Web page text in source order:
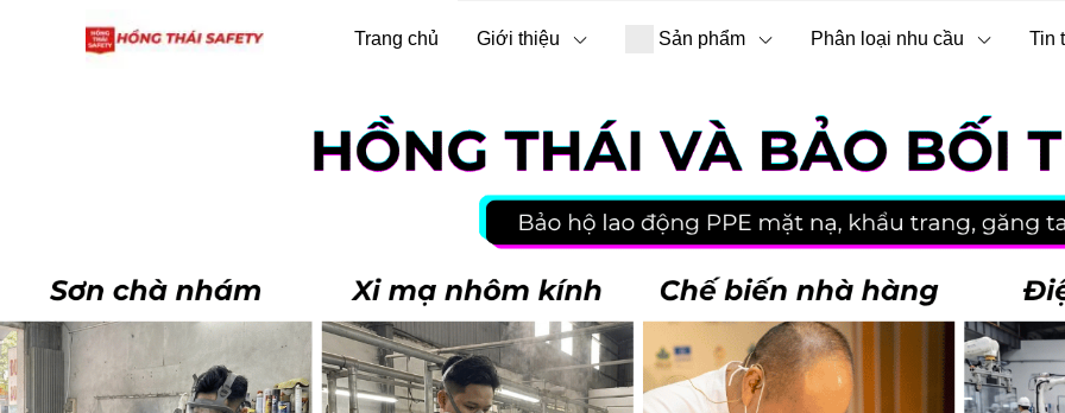
Trang chủ Giới thiệu Sản phẩm Phân loại nhu cầu Tin